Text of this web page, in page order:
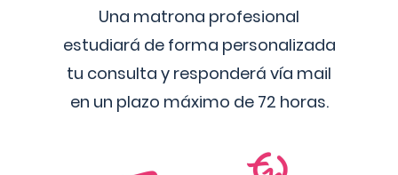
Una matrona profesional
estudiará de forma personalizada
tu consulta y responderá vía mail
en un plazo máximo de 72 horas.